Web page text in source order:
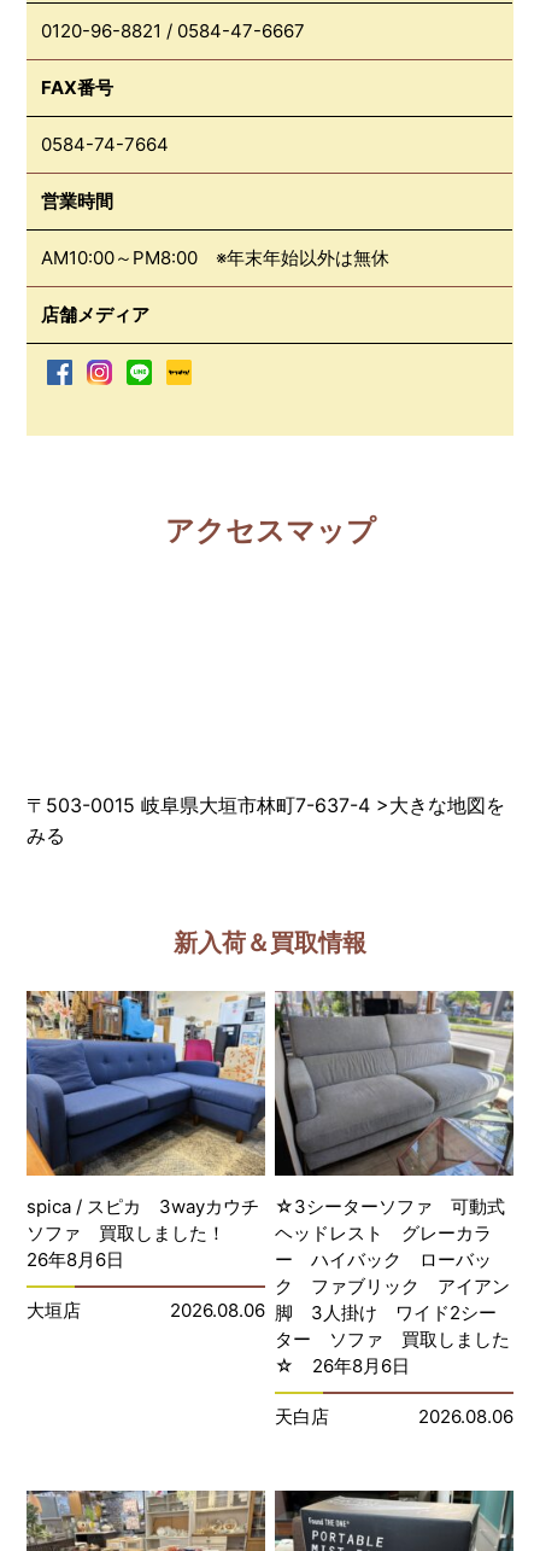
0120-96-8821 / 0584-47-6667
FAX番号
0584-74-7664
営業時間
AM10:00～PM8:00 ※年末年始以外は無休
店舗メディア
アクセスマップ
〒503-0015 岐阜県大垣市林町7-637-4 >大きな地図を
みる
新入荷＆買取情報
spica / スピカ 3wayカウチ
ソファ 買取しました！
26年8月6日
大垣店 2026.08.06
☆3シーターソファ 可動式
ヘッドレスト グレーカラ
ー ハイバック ローバッ
ク ファブリック アイアン
脚 3人掛け ワイド2シー
ター ソファ 買取しました
☆ 26年8月6日
天白店 2026.08.06